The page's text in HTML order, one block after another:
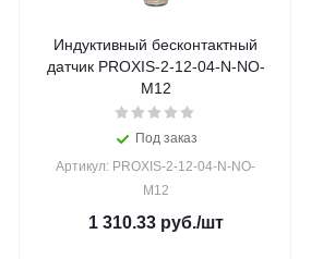
Индуктивный бесконтактный
датчик PROXIS-2-12-04-N-NO-
M12
Под заказ
Артикул: PROXIS-2-12-04-N-NO-
M12
1 310.33руб./шт